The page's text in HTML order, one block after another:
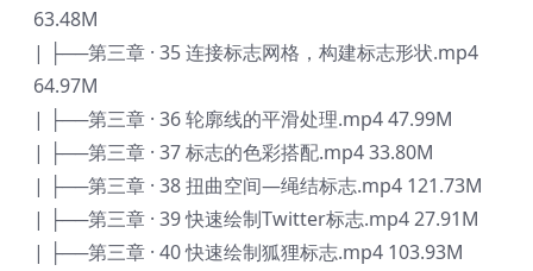
63.48M
| ├──第三章 · 35 连接标志网格，构建标志形状.mp4
64.97M
| ├──第三章 · 36 轮廓线的平滑处理.mp4 47.99M
| ├──第三章 · 37 标志的色彩搭配.mp4 33.80M
| ├──第三章 · 38 扭曲空间—绳结标志.mp4 121.73M
| ├──第三章 · 39 快速绘制Twitter标志.mp4 27.91M
| ├──第三章 · 40 快速绘制狐狸标志.mp4 103.93M